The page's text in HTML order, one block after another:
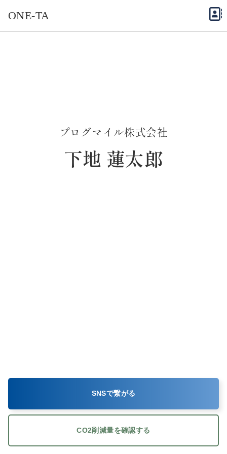
ONE-TA
プログマイル株式会社
下地 蓮太郎
SNSで繋がる
CO2削減量を確認する